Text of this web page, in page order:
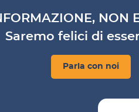
NON
Saremo felici di
Parla con noi